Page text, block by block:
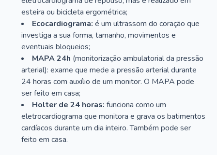
esteira ou bicicleta ergométrica;
Ecocardiograma: é um ultrassom do coração que
investiga a sua forma, tamanho, movimentos e
eventuais bloqueios;
MAPA 24h (monitorização ambulatorial da pressão
arterial): exame que mede a pressão arterial durante
24 horas com auxílio de um monitor. O MAPA pode
ser feito em casa;
Holter de 24 horas: funciona como um
eletrocardiograma que monitora e grava os batimentos
cardíacos durante um dia inteiro. Também pode ser
feito em casa.